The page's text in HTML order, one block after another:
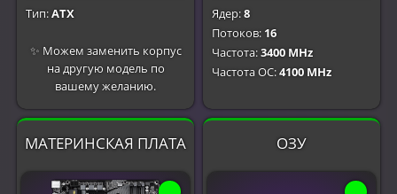
Тип:ATX
✨ Можем заменить корпус
на другую модель по
вашему желанию.
Ядер:8
Потоков: 16
Частота:3400 MHz
Частота OC:4100 MHz
МАТЕРИНСКАЯ ПЛАТА ОЗУ